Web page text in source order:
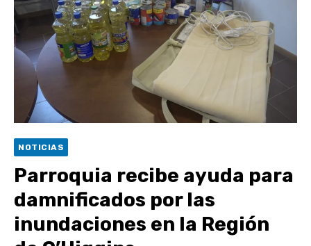
escuela comunitaria
Cóctel de Sábado: Emprendimiento y floricultura con María
Lina Fermandois y Luis Polanco
Seis comunas de O’Higgins inician la construcción
participativa del Plan Local de Restauración del Secano
Costero Nilahue
segunda clasificatoria
Retrospectiva 2026 | Capítulo 03: lessons on flight – Cecilia
Araneda
NOTICIAS
Parroquia recibe ayuda para
damnificados por las
inundaciones en la Región